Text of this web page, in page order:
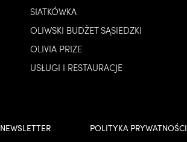
SIATKÓWKA
OLIWSKI BUDŻET SĄSIEDZKI
OLIVIA PRIZE
USŁUGI I RESTAURACJE
NEWSLETTER POLITYKA PRYWATNOŚCI